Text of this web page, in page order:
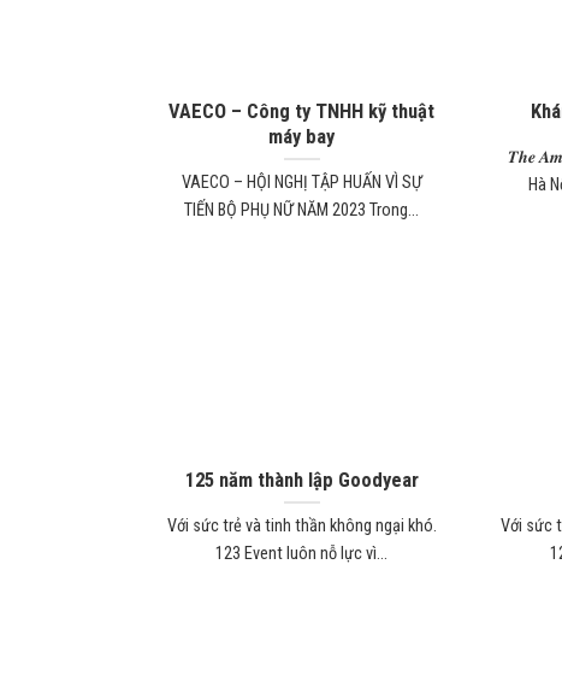
VAECO – Công ty TNHH kỹ thuật
máy bay
VAECO – HỘI NGHỊ TẬP HUẤN VÌ SỰ
TIẾN BỘ PHỤ NỮ NĂM 2023 Trong...
𝑻𝒉𝒆
Hà
125 năm thành lập Goodyear
Với sức trẻ và tinh thần không ngại khó.
123 Event luôn nỗ lực vì...
Với sức